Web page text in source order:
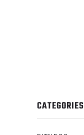
CATEGORIES